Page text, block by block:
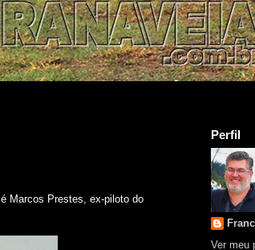
Marcos Prestes, ex-piloto do
Perfil
Ver meu